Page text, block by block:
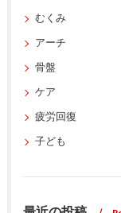
むくみ
アーチ
骨盤
ケア
疲労回復
子ども